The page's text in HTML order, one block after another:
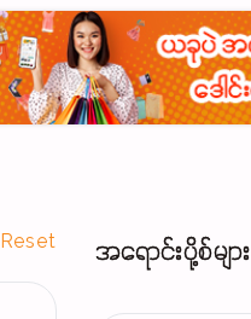
Reset အရောင်းပို့စ်များ